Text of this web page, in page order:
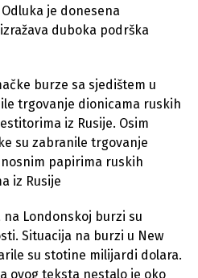
je donesena
duboka podrška
burze sa sjedištem u
trgovanje dionicama ruskih
iz Rusije. Osim
su zabranile trgovanje
papirima ruskih
iz Rusije
Londonskoj burzi su
Situacija na burzi u New
su stotine milijardi dolara.
ovog teksta nestalo je oko